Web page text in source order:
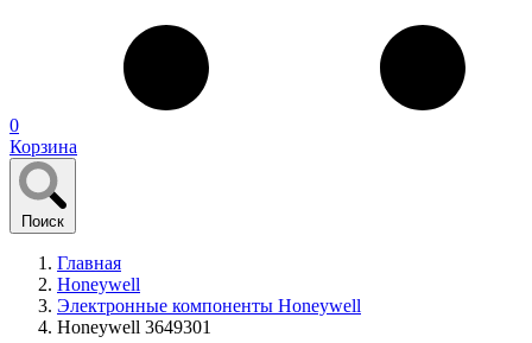
0
Корзина
Поиск
Главная
Honeywell
Электронные компоненты Honeywell
Honeywell 3649301